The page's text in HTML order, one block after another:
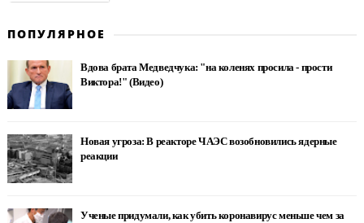
ПОПУЛЯРНОЕ
Вдова брата Медведчука: "на коленях просила - прости
Виктора!" (Видео)
Новая угроза: В реакторе ЧАЭС возобновились ядерные
реакции
Ученые придумали, как убить коронавирус меньше чем за